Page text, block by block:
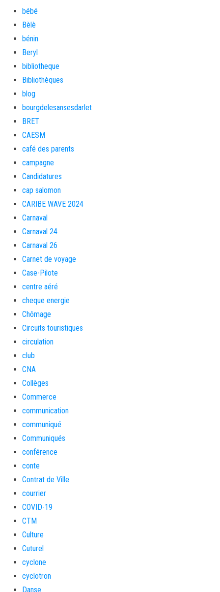
bébé
Bèlè
bénin
Beryl
bibliotheque
Bibliothèques
blog
bourgdelesansesdarlet
BRET
CAESM
café des parents
campagne
Candidatures
cap salomon
CARIBE WAVE 2024
Carnaval
Carnaval 24
Carnaval 26
Carnet de voyage
Case-Pilote
centre aéré
cheque energie
Chômage
Circuits touristiques
circulation
club
CNA
Collèges
Commerce
communication
communiqué
Communiqués
conférence
conte
Contrat de Ville
courrier
COVID-19
CTM
Culture
Cuturel
cyclone
cyclotron
Danse